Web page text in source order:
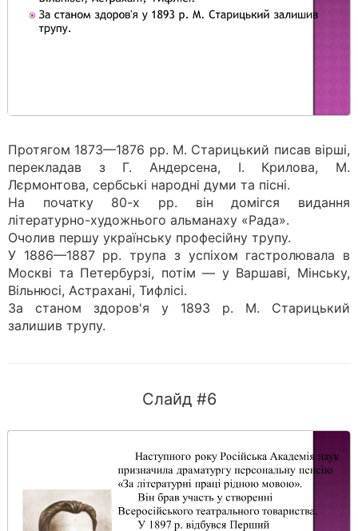
Протягом 1873—1876 pp. M. Старицький писав вірші,
перекладав з Г. Андерсена, І. Крилова, М.
Лєрмонтова, сербські народні думи та пісні.
На початку 80-х pp. він домігся видання
літературно-художнього альманаху «Рада».
Очолив першу українську професійну трупу.
У 1886—1887 pp. трупа з успіхом гастролювала в
Москві та Петербурзі, потім — у Варшаві, Мінську,
Вільнюсі, Астрахані, Тифлісі.
За станом здоров'я у 1893 р. М. Старицький
залишив трупу.
Слайд #6